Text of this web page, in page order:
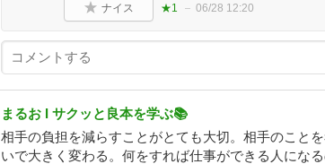
ナイス ★1 06/28 12:20
まるお I サクッと良本を学ぶ📚
相手の負担を減らすことがとても大切。相手のこと
いで大きく変わる。何をすれば仕事ができる人にな